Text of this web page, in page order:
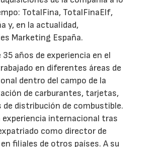
TotalFina, TotalFinaElf,
y, en la actualidad,
Marketing España.
35 años de experiencia en el
en diferentes áreas de
dentro del campo de la
de carburantes, tarjetas,
de distribución de combustible.
experiencia internacional tras
como director de
filiales de otros países. A su